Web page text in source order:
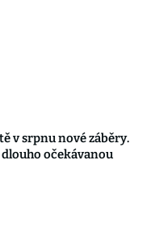
v srpnu nové záběry.
očekávanou